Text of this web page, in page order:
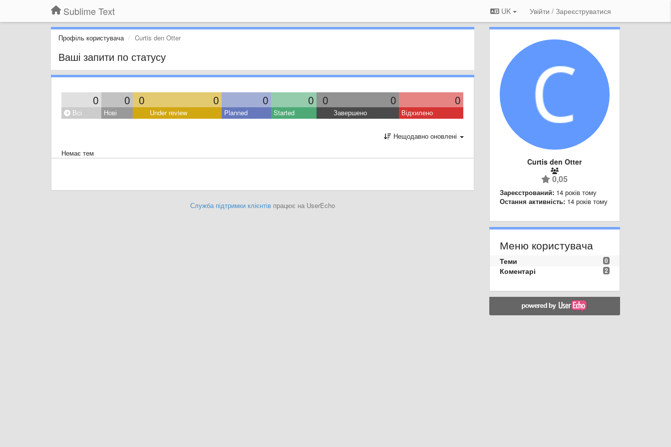
Sublime Text UK Увійти / Зареєструватися
Профіль користувача Curtis den Otter
Ваші запити по статусу
0 0 0 0 0 0 0 0 0
Всі Нові Under review Planned Started Завершено Відхилено
Нещодавно оновлені
Немає тем
Служба підтримки клієнтівпрацює на UserEcho
Curtis den Otter
0,05
Зареєстрований: 14 років тому
Остання активність: 14 років тому
Меню користувача
0
Теми
2
Коментарі